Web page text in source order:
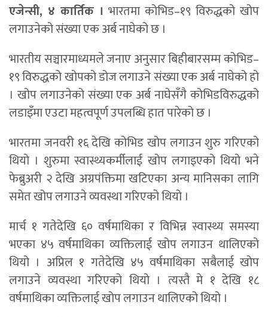
एजेन्सी, ४ कार्तिक । भारतमा कोभिड–१९ विरुद्धको खोप
लगाउनेको संख्या एक अर्ब नाघेको छ ।
भारतीय सञ्चारमाध्यमले जनाए अनुसार बिहीबारसम्म कोभिड–
१९ विरुद्धको खोपको डोज लगाउने संख्या एक अर्ब नाघेको हो
। खोप लगाउनेको संख्या एक अर्ब नाघेसँगै कोभिडविरुद्धको
लडाइँमा एउटा महत्वपूर्ण उपलब्धि हात पारेको छ ।
भारतमा जनवरी १६ देखि कोभिड खोप लगाउन शुरु गरिएको
थियो । शुरुमा स्वास्थ्यकर्मीलाई खोप लगाइएको थियो भने
फेब्रुअरी २ देखि अग्रपंक्तिमा खटिएका अन्य मानिसका लागि
समेत खोप लगाउने व्यवस्था गरिएको थियो ।
मार्च १ गतेदेखि ६० वर्षमाथिका र विभिन्न स्वास्थ्य समस्या
भएका ४५ वर्षमाथिका व्यक्तिलाई खोप लगाउन थालिएको
थियो । अप्रिल १ गतेदेखि ४५ वर्षमाथिका सबैलाई खोप
लगाउने व्यवस्था गरिएको थियो । त्यस्तै मे १ देखि १८
वर्षमाथिका व्यक्तिलाई खोप लगाउन थालिएको थियो ।